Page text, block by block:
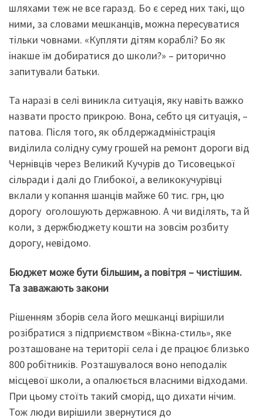
шляхами теж не все гаразд. Бо є серед них такі, що
ними, за словами мешканців, можна пересуватися
тільки човнами. «Купляти дітям кораблі? Бо як
інакше їм добиратися до школи?» – риторично
запитували батьки.
Та наразі в селі виникла ситуація, яку навіть важко
назвати просто прикрою. Вона, себто ця ситуація, –
патова. Після того, як облдержадміністрація
виділила солідну суму грошей на ремонт дороги від
Чернівців через Великий Кучурів до Тисовецької
сільради і далі до Глибокої, а великокучурівці
вклали у копання шанців майже 60 тис. грн, цю
дорогу оголошують державною. А чи виділять, та й
коли, з держбюджету кошти на зовсім розбиту
дорогу, невідомо.
Бюджет може бути більшим, а повітря – чистішим.
Та заважають закони
Рішенням зборів села його мешканці вирішили
розібратися з підприємством «Вікна-стиль», яке
розташоване на території села і де працює близько
800 робітників. Розташувалося воно неподалік
місцевої школи, а опалюється власними відходами.
При цьому стоїть такий сморід, що дихати нічим.
Тож люди вирішили звернутися до